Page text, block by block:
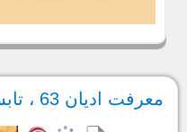
معرفت ادیان 63 ، تابستان 1404